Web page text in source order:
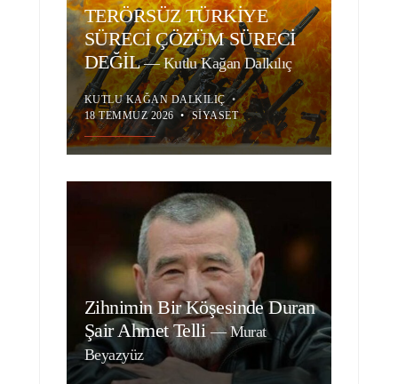
TERÖRSÜZ TÜRKİYE
SÜRECİ ÇÖZÜM SÜRECİ
DEĞİL—Kutlu Kağan Dalkılıç
KUTLU KAĞAN DALKILIÇ •
18 TEMMUZ 2026 • SIYASET
Zihnimin Bir Köşesinde Duran
Şair Ahmet Telli—Murat
Beyazyüz